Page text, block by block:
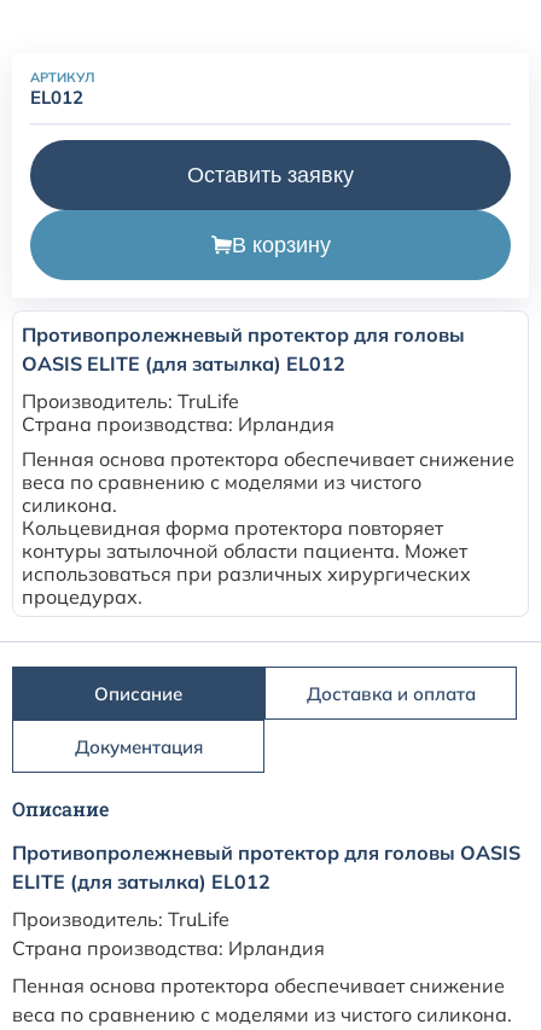
АРТИКУЛ
EL012
Оставить заявку
В корзину
Противопролежневый протектор для головы
OASIS ELITE (для затылка) EL012
Производитель: TruLife
Страна производства: Ирландия
Пенная основа протектора обеспечивает снижение
веса по сравнению с моделями из чистого
силикона.
Кольцевидная форма протектора повторяет
контуры затылочной области пациента. Может
использоваться при различных хирургических
процедурах.
Описание Доставка и оплата
Документация
Описание
Противопролежневый протектор для головы OASIS
ELITE (для затылка) EL012
Производитель: TruLife
Страна производства: Ирландия
Пенная основа протектора обеспечивает снижение
веса по сравнению с моделями из чистого силикона.
Переходники и коннекторы угловые для ИВЛ
Аксессуары и принадлежности для трахеостомии
Аспирационные катетеры